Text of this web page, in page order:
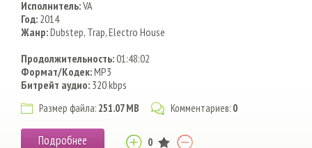
Исполнитель:VA
Год: 2014
Жанр:Dubstep, Trap, Electro House
Продолжительность:01:48:02
Формат/Кодек:MP3
Битрейт аудио: 320 kbps
Размер файла: 251.07 MB Комментариев: 0
Подробнее 0